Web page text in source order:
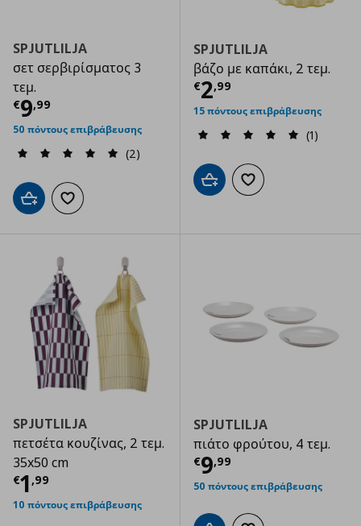
SPJUTLILJA
σετ σερβιρίσματος 3
τεμ.
€9,99
Τρέχουσα τιμή € 9,99
50 πόντους επιβράβευσης
(2)
Προσθήκη στο καλάθι
Προσθήκη στα αγαπημένα
SPJUTLILJA
βάζο με καπάκι, 2 τεμ.
€2,99
Τρέχουσα
15 πόντους επιβράβευσης
(1)
Προσθήκη στο καλάθι
Προσθήκη στα
SPJUTLILJA
πετσέτα κουζίνας, 2 τεμ.
35x50 cm
€1 ,99
Τρέχουσα τιμή € 1,99
10 πόντους επιβράβευσης
SPJUTLILJA
πιάτο φρούτου, 4 τεμ.
€9,99
Τρέχουσα
50 πόντους επιβράβευσης